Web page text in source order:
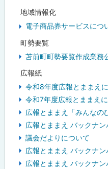
地域情報化
電子商品券サービスにつ
町勢要覧
苫前町町勢要覧作成業務
広報紙
令和8年度広報とままえ
令和7年度広報とままえ
広報とままえ「みんなの
広報とままえ バックナ
議会だよりについて
広報とままえ バックナ
広報とままえ バックナ